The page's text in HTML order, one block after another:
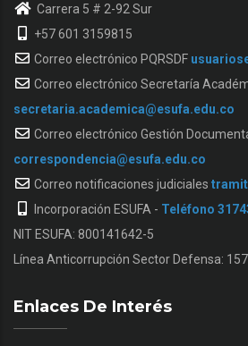
Carrera 5 # 2-92 Sur
+57 601 3159815
Correo electrónico PQRSDF
Correo electrónico Secretaría
secretaria.academica@esufa.edu.co
Correo electrónico Gestión
correspondencia@esufa.edu.co
Correo notificaciones judiciales
Incorporación ESUFA - Teléfono
NIT ESUFA: 800141642-5
Línea Anticorrupción Sector Defensa: 157
Enlaces De Interés